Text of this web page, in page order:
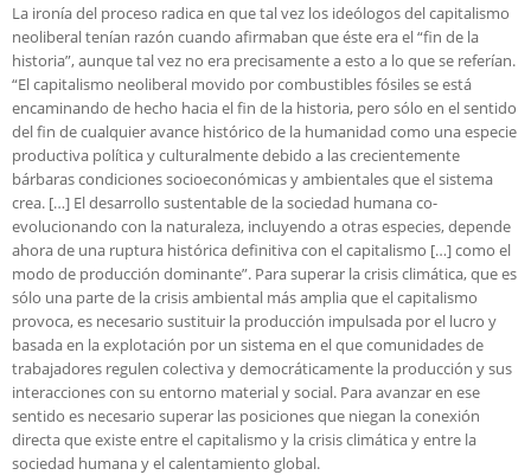
La ironía del proceso radica en que tal vez los ideólogos del capitalismo
neoliberal tenían razón cuando afirmaban que éste era el “fin de la
historia”, aunque tal vez no era precisamente a esto a lo que se referían.
“El capitalismo neoliberal movido por combustibles fósiles se está
encaminando de hecho hacia el fin de la historia, pero sólo en el sentido
del fin de cualquier avance histórico de la humanidad como una especie
productiva política y culturalmente debido a las crecientemente
bárbaras condiciones socioeconómicas y ambientales que el sistema
crea. […] El desarrollo sustentable de la sociedad humana co-
evolucionando con la naturaleza, incluyendo a otras especies, depende
ahora de una ruptura histórica definitiva con el capitalismo […] como el
modo de producción dominante”. Para superar la crisis climática, que es
sólo una parte de la crisis ambiental más amplia que el capitalismo
provoca, es necesario sustituir la producción impulsada por el lucro y
basada en la explotación por un sistema en el que comunidades de
trabajadores regulen colectiva y democráticamente la producción y sus
interacciones con su entorno material y social. Para avanzar en ese
sentido es necesario superar las posiciones que niegan la conexión
directa que existe entre el capitalismo y la crisis climática y entre la
sociedad humana y el calentamiento global.